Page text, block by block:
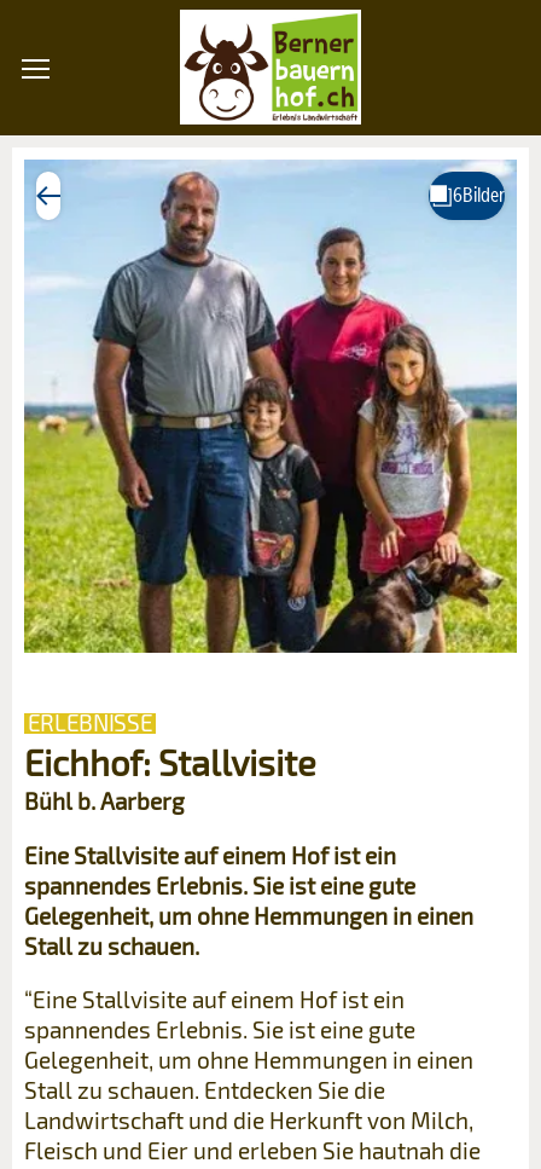
ERLEBNISSE
Eichhof: Stallvisite
Bühl b. Aarberg
Eine Stallvisite auf einem Hof ist ein
spannendes Erlebnis. Sie ist eine gute
Gelegenheit, um ohne Hemmungen in einen
Stall zu schauen.
“Eine Stallvisite auf einem Hof ist ein
spannendes Erlebnis. Sie ist eine gute
Gelegenheit, um ohne Hemmungen in einen
Stall zu schauen. Entdecken Sie die
Landwirtschaft und die Herkunft von Milch,
Fleisch und Eier und erleben Sie hautnah die